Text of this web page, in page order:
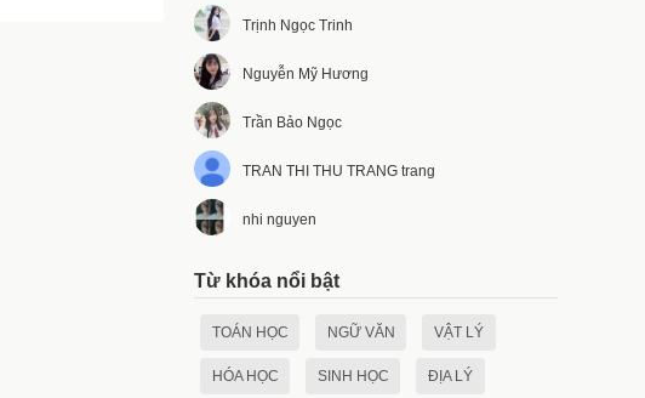
Trịnh Ngọc Trinh
Nguyễn Mỹ Hương
Trần Bảo Ngọc
TRAN THI THU TRANG trang
nhi nguyen
Từ khóa nổi bật
TOÁN HỌC NGỮ VĂN VẬT LÝ
HÓA HỌC SINH HỌC ĐỊA LÝ